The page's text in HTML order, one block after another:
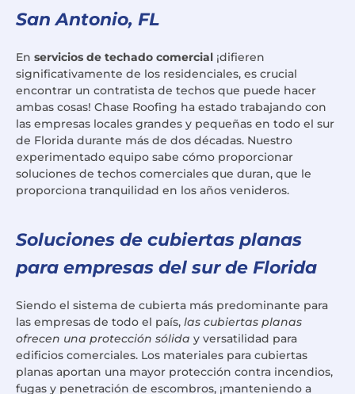
San Antonio, FL
En servicios de techado comercial ¡difieren
significativamente de los residenciales, es crucial
encontrar un contratista de techos que puede hacer
ambas cosas! Chase Roofing ha estado trabajando con
las empresas locales grandes y pequeñas en todo el sur
de Florida durante más de dos décadas. Nuestro
experimentado equipo sabe cómo proporcionar
soluciones de techos comerciales que duran, que le
proporciona tranquilidad en los años venideros.
Soluciones de cubiertas planas
para empresas del sur de Florida
Siendo el sistema de cubierta más predominante para
las empresas de todo el país, las cubiertas planas
ofrecen una protección sólida y versatilidad para
edificios comerciales. Los materiales para cubiertas
planas aportan una mayor protección contra incendios,
fugas y penetración de escombros, ¡manteniendo a